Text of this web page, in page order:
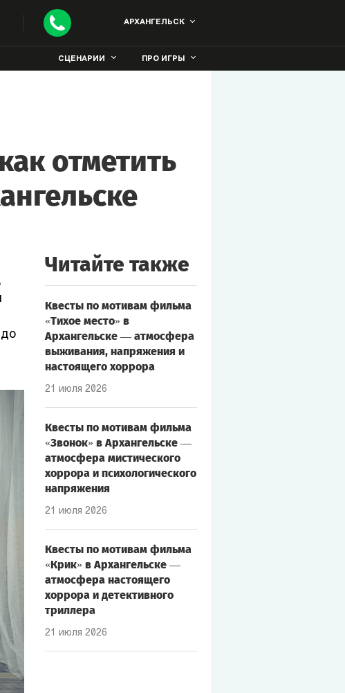
АРХАНГЕЛЬСК
СЦЕНАРИИ ПРО ИГРЫ
отметить
Читайте также
Квесты по мотивам фильма
«Тихое место» в
Архангельске — атмосфера
выживания, напряжения и
настоящего хоррора
21 июля 2026
Квесты по мотивам фильма
«Звонок» в Архангельске —
атмосфера мистического
хоррора и психологического
напряжения
21 июля 2026
Квесты по мотивам фильма
«Крик» в Архангельске —
атмосфера настоящего
хоррора и детективного
триллера
21 июля 2026